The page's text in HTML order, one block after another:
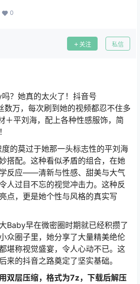
0
关注 私信
？她真的太火了！抖音号
万，每次刷到她的视频都忍不住多
＋平刘海，配上各种性感服饰，简
的莫过于她那一头标志性的平刘海
搭配。这种看似矛盾的组合，在她
反应——清新与性感、甜美与大气
人过目不忘的视觉冲击力。这种反
点，更是她个性与风格的真实写
Baby早在微密圈时期就已经积攒了
众圈子里，她分享了大量精美绝伦
堪称视觉盛宴，令人心动不已。这
来的抖音之路奠定了坚实基础。
双层压缩，格式为7z，下载后解压